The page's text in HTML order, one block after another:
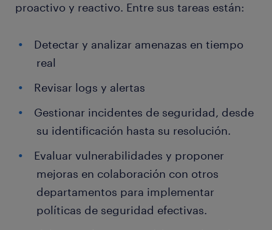
proactivo y reactivo. Entre sus tareas están:
Detectar y analizar amenazas en tiempo
real
Revisar logs y alertas
Gestionar incidentes de seguridad, desde
su identificación hasta su resolución.
Evaluar vulnerabilidades y proponer
mejoras en colaboración con otros
departamentos para implementar
políticas de seguridad efectivas.